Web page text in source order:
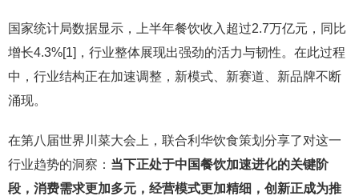
国家统计局数据显示，上半年餐饮收入超过2.7万亿元，同比
增长4.3%[1]，行业整体展现出强劲的活力与韧性。在此过程
中，行业结构正在加速调整，新模式、新赛道、新品牌不断
涌现。
在第八届世界川菜大会上，联合利华饮食策划分享了对这一
行业趋势的洞察： 当下正处于中国餐饮加速进化的关键阶
段，消费需求更加多元，经营模式更加精细，创新正成为推